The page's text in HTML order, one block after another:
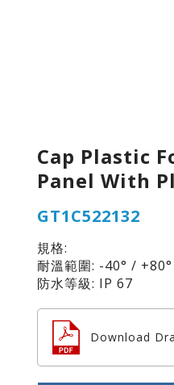
Cap Plastic
Panel With
GT1C522132
規格:
耐溫範圍: -40° / +80°
防水等級: IP 67
Download